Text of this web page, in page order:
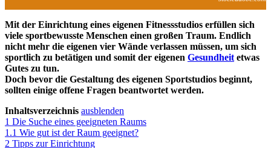
Mit der Einrichtung eines eigenen Fitnessstudios erfüllen sich
viele sportbewusste Menschen einen großen Traum. Endlich
nicht mehr die eigenen vier Wände verlassen müssen, um sich
sportlich zu betätigen und somit der eigenen Gesundheit etwas
Gutes zu tun.
Doch bevor die Gestaltung des eigenen Sportstudios beginnt,
sollten einige offene Fragen beantwortet werden.
Inhaltsverzeichnis ausblenden
1 Die Suche eines geeigneten Raums
1.1 Wie gut ist der Raum geeignet?
2 Tipps zur Einrichtung